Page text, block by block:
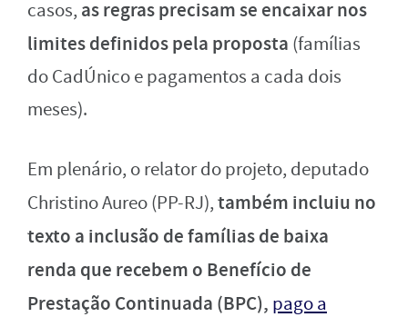
casos, as regras precisam se encaixar nos
limites definidos pela proposta (famílias
do CadÚnico e pagamentos a cada dois
meses).
Em plenário, o relator do projeto, deputado
Christino Aureo (PP-RJ),também incluiu no
texto a inclusão de famílias de baixa
renda que recebem o Benefício de
Prestação Continuada (BPC), pago a